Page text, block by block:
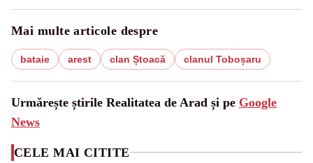
Mai multe articole despre
bataie arest clan Ștoacă clanul Toboșaru
Urmărește știrile Realitatea de Arad și pe Google
News
CELE MAI CITITE